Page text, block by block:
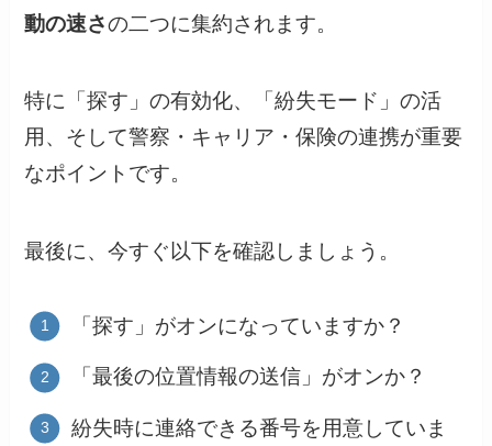
動の速さの二つに集約されます。
特に「探す」の有効化、「紛失モード」の活
用、そして警察・キャリア・保険の連携が重要
なポイントです。
最後に、今すぐ以下を確認しましょう。
「探す」がオンになっていますか？
「最後の位置情報の送信」がオンか？
紛失時に連絡できる番号を用意していま